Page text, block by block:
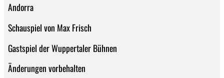
Andorra
Schauspiel von Max Frisch
Gastspiel der Wuppertaler Bühnen
Änderungen vorbehalten